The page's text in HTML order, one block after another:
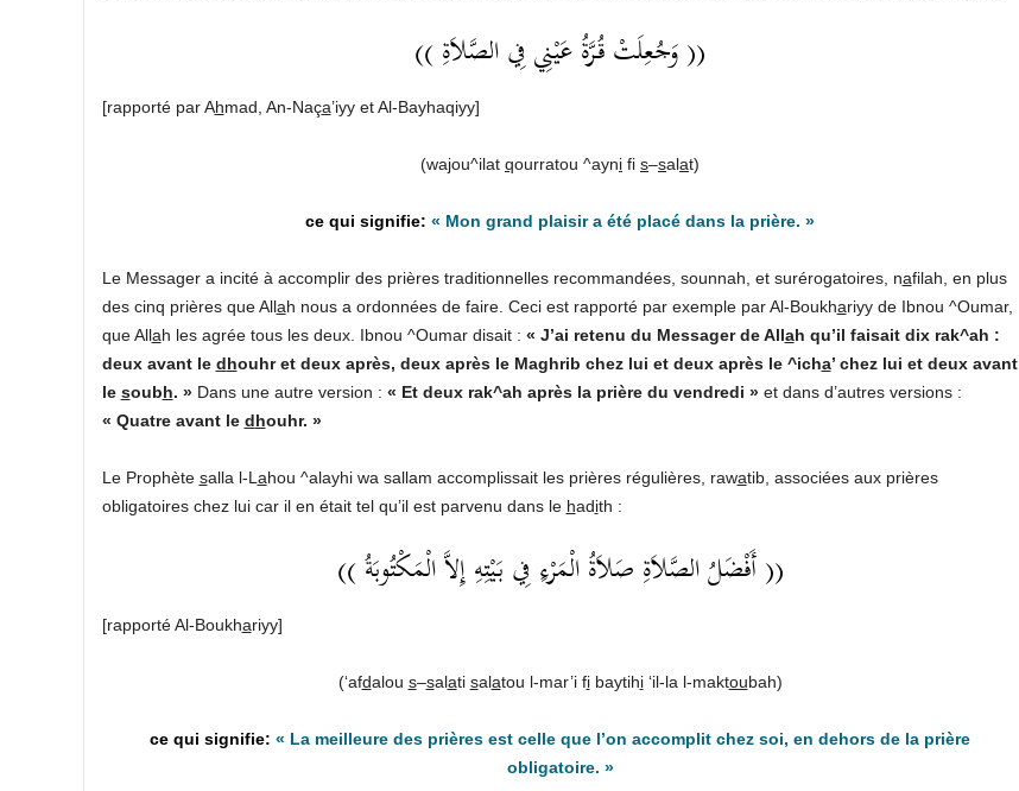
(( وَجُعِلَتْ قُرَّةُ عَيْنِي فِي الصَّلاَةِ ))
[rapporté par Ahmad, An-Naça’iyy et Al-Bayhaqiyy]
(wajou^ilat qourratou ^ayni fi s–salat)
« Mon grand plaisir a été placé dans la prière. »
Le Messager a incité à accomplir des prières traditionnelles recommandées, sounnah, et surérogatoires, nafilah, en plus
des cinq prières que Allah nous a ordonnées de faire. Ceci est rapporté par exemple par Al-Boukhariyy de Ibnou ^Oumar,
que Allah les agrée tous les deux. Ibnou ^Oumar disait : « J’ai retenu du Messager de Allah qu’il faisait dix rak^ah :
deux avant le dhouhr et deux après, deux après le Maghrib chez lui et deux après le ^icha’ chez lui et deux avant
le soubh. »Dans une autre version : « Et deux rak^ah après la prière du vendredi »et dans d’autres versions :
« Quatre avant le dhouhr. »
Le Prophète salla l-L ahou ^alayhi wa sallam accomplissait les prières régulières, rawatib, associées aux prières
obligatoires chez lui car il en était tel qu’il est parvenu dans le hadith :
(( أَفْضَلُ الصَّلاَةِ صَلاَةُ الْمَرْءِ فِي بَيْتِهِ إِلاَّ الْمَكْتُوبَةُ ))
[rapporté Al-Boukhariyy]
(‘afdalou s–salati salatou l-mar’i fibaytihi‘il-la l-maktoubah)
« La meilleure des prières est celle que l’on accomplit chez soi, en dehors de la prière
obligatoire. »